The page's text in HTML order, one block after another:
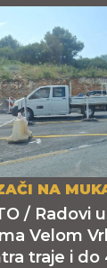
NA
/ Radovi
Velom
traje i do